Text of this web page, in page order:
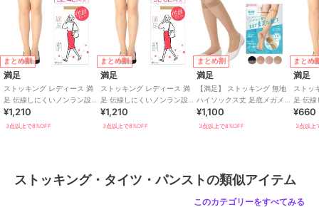
ブランド 満足
ショップ 福助 公式オンラインストア
商品カテゴリ レッグウェア ／
ストッキング・
タイツ・パンスト
レディース
レッグウェア
／ストッキング・
タイツ・パンスト
カラー
サワーベージュ017、ブラック09
サイズ M-L,L-LL
ナイロン・ポリウレタン
まとめ割
満足
ストッキング レディース 満
足 伝線しにくいノンラン設計
無地 3L4L
¥1,210
3点以上で8%OFF
まとめ割
満足
ストッキング レディース 満
足 伝線しにくいノンラン設計
無地 5L-6L
¥1,210
3点以上で8%OFF
まとめ割
満足
【満足】 ストッキング 無地
ハイソックス丈 足底メガメッ
シュ編み つま先かかと綿混
¥1,100
3点以上で8%OFF
まとめ
満足
ストッ
足 伝線
無地
¥660
3点以上
ストッキング・タイツ・パンストの類似アイテム
このカテゴリーをすべてみる